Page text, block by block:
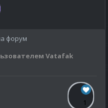
форум
Vatafak
1